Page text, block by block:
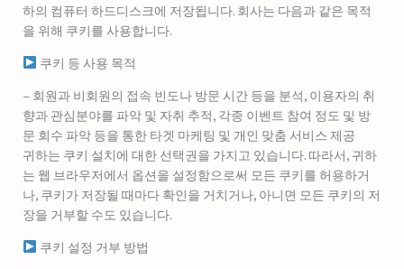
하의 컴퓨터 하드디스크에 저장됩니다. 회사는 다음과 같은 목적
을 위해 쿠키를 사용합니다.
쿠키 등 사용 목적
– 회원과 비회원의 접속 빈도나 방문 시간 등을 분석, 이용자의 취
향과 관심분야를 파악 및 자취 추적, 각종 이벤트 참여 정도 및 방
문 회수 파악 등을 통한 타겟 마케팅 및 개인 맞춤 서비스 제공
귀하는 쿠키 설치에 대한 선택권을 가지고 있습니다. 따라서, 귀하
는 웹 브라우저에서 옵션을 설정함으로써 모든 쿠키를 허용하거
나, 쿠키가 저장될 때마다 확인을 거치거나, 아니면 모든 쿠키의 저
장을 거부할 수도 있습니다.
쿠키 설정 거부 방법